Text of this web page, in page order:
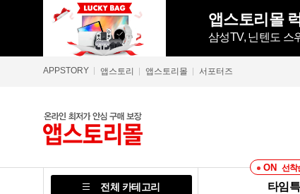
앱스토리몰
삼성TV, 닌텐도 스
APPSTORY 앱스토리 앱스토리몰 서포터즈
전체 카테고리
ON 선착
타임